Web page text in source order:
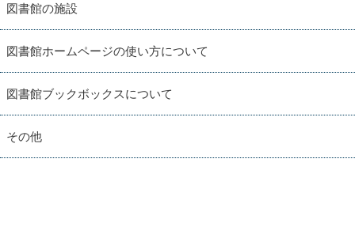
図書館の施設
図書館ホームページの使い方について
図書館ブックボックスについて
その他